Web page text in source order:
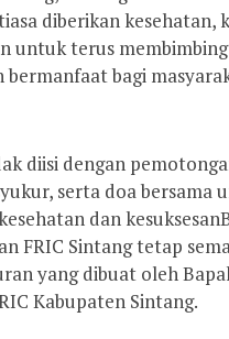
diberikan kesehatan,
untuk terus
bermanfaat bagi
diisi dengan
serta doa bersama
dan
FRIC Sintang tetap
yang dibuat oleh
Kabupaten Sintang.